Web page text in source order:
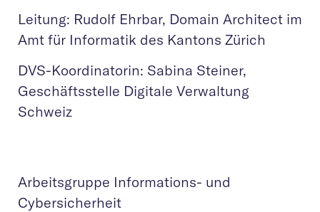
Leitung: Rudolf Ehrbar, Domain Architect im
Amt für Informatik des Kantons Zürich
DVS-Koordinatorin: Sabina Steiner,
Geschäftsstelle Digitale Verwaltung
Schweiz
Arbeitsgruppe Informations- und
Cybersicherheit